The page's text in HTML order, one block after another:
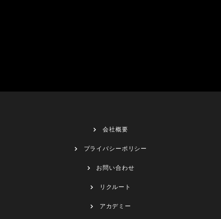
会社概要
プライバシーポリシー
お問い合わせ
リクルート
アカデミー